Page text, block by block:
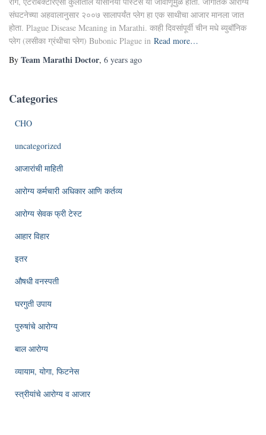
संघटनेच्या अहवालानुसार २००७ सालापर्यंत प्लेग हा एक साथीचा आजार मानला जात
होता. Plague Disease Meaning in Marathi. काही दिवसांंपूर्वी चीन मधे ब्युबॉनिक
प्लेग (लसीका ग्रंथीचा प्लेग) Bubonic Plague in Read more…
By Team Marathi Doctor, 6 years ago
Categories
CHO
uncategorized
आजारांची माहिती
आरोग्य कर्मचारी अधिकार आणि कर्तव्य
आरोग्य सेवक फ्री टेस्ट
आहार विहार
इतर
औषधी वनस्पती
घरगुती उपाय
पुरुषांचे आरोग्य
बाल आरोग्य
व्यायाम, योगा, फिटनेस
स्त्रीयांचे आरोग्य व आजार